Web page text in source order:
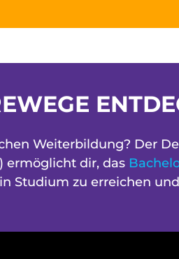
Weiterbildung? Der
ermöglicht dir, das
Studium zu erreichen